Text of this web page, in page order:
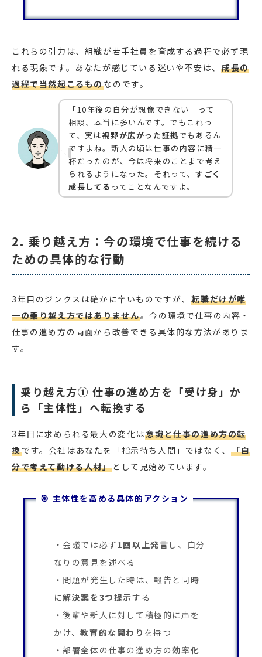
これらの引力は、組織が若手社員を育成する過程で必ず現
れる現象です。あなたが感じている迷いや不安は、 成長の
過程で当然起こるものなのです。
「10年後の自分が想像できない」って
相談、本当に多いんです。でもこれっ
て、実は視野が広がった証拠でもあるん
ですよね。新人の頃は仕事の内容に精一
杯だったのが、今は将来のことまで考え
られるようになった。それって、すごく
成長してる ってことなんですよ。
2. 乗り越え方：今の環境で仕事を続ける
ための具体的な行動
3年目のジンクスは確かに辛いものですが、 転職だけが唯
一の乗り越え方ではありません。今の環境で仕事の内容・
仕事の進め方の両面から改善できる具体的な方法がありま
す。
乗り越え方① 仕事の進め方を「受け身」か
ら「主体性」へ転換する
3年目に求められる最大の変化は意識と仕事の進め方の転
換です。会社はあなたを「指示待ち人間」ではなく、 「自
分で考えて動ける人材」として見始めています。
🎯 主体性を高める具体的アクション
会議では必ず 1回以上発言 し、自分
なりの意見を述べる
問題が発生した時は、報告と同時
に解決案を3つ提示する
後輩や新人に対して積極的に声を
かけ、教育的な関わり を持つ
部署全体の仕事の進め方の効率化